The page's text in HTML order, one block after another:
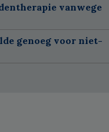
vanwege
genoeg voor niet-